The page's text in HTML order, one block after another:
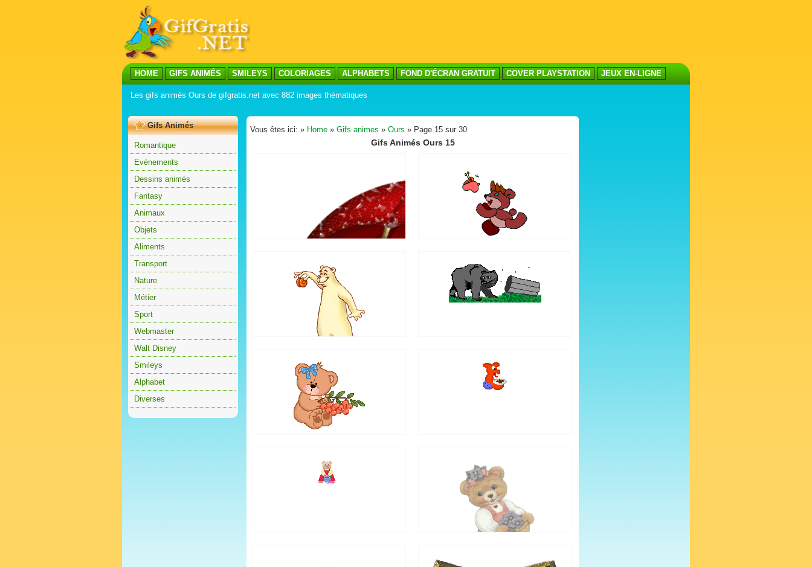
HOME GIFS ANIMÉS SMILEYS COLORIAGES ALPHABETS FOND D'ÉCRAN GRATUIT COVER PLAYSTATION JEUX EN-LIGNE
Les gifs animés Ours de gifgratis.net avec 882 images thématiques
Gifs Animés
Romantique
Evénements
Dessins animés
Fantasy
Animaux
Objets
Aliments
Transport
Nature
Métier
Sport
Webmaster
Walt Disney
Smileys
Alphabet
Diverses
Vous êtes ici: » Home » Gifs animes » Ours » Page 15 sur 30
Gifs Animés Ours 15